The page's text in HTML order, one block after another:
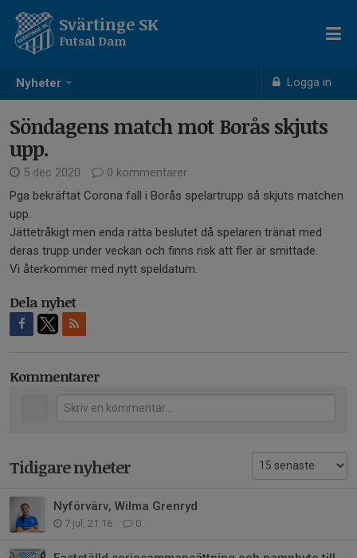
Nyheter Logga in
Svärtinge SK
Futsal Dam
Söndagens match mot Borås skjuts
upp.
5 dec 2020
0 kommentarer
Pga bekräftat Corona fall i Borås spelartrupp så skjuts matchen
upp.
Jättetråkigt men enda rätta beslutet då spelaren tränat med
deras trupp under veckan och finns risk att fler är smittade.
Vi återkommer med nytt speldatum.
Dela nyhet
Kommentarer
Tidigare nyheter
Nyförvärv, Wilma Grenryd
7 jul, 21:16 0